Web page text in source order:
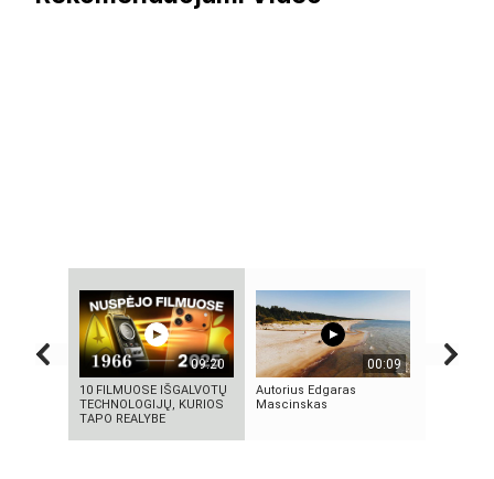
09:20
10 FILMUOSE IŠGALVOTŲ
TECHNOLOGIJŲ, KURIOS
TAPO REALYBE
00:09
Autorius Edgaras
Mascinskas